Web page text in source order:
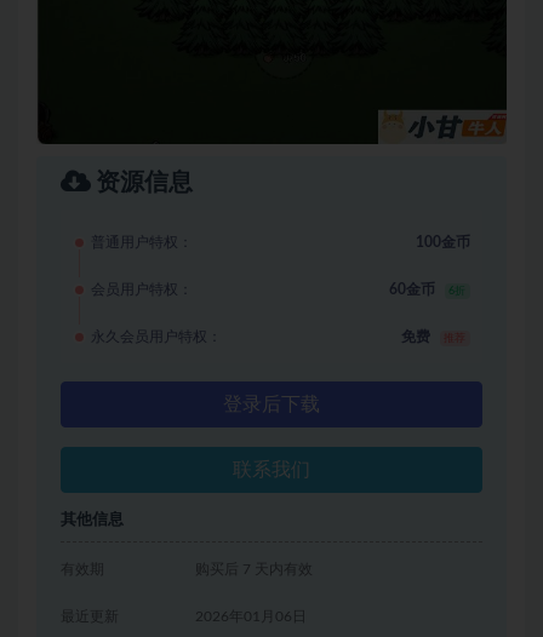
资源信息
普通用户特权： 100金币
会员用户特权： 60金币 6折
永久会员用户特权： 免费
登录后下载
联系我们
其他信息
有效期 购买后 7 天内有效
2026年01月06日